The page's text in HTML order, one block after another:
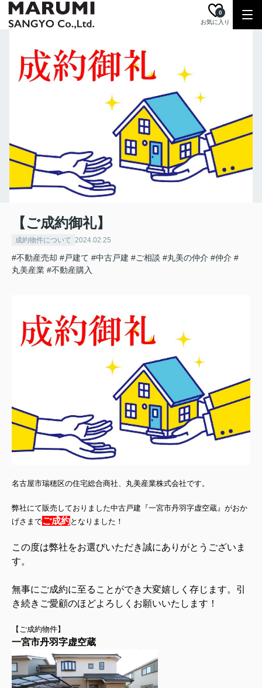
お気に入り
0
【ご成約御礼】
成約物件について 2024.02.25
#不動産売却 #戸建て #中古戸建 #ご相談 #丸美の仲介 #仲介 #
丸美産業 #不動産購入
名古屋市瑞穂区の住宅総合商社、丸美産業株式会社です。
弊社にて販売しておりました中古戸建 『一宮市丹羽字虚空蔵 』がおか
げさまでご成約となりました！
この度は弊社をお選びいただき誠にありがとうございま
す。
無事にご成約に至ることができ大変嬉しく存じます。 引
き続きご愛顧のほどよろしくお願いいたします！
【ご成約物件】
一宮市丹羽字虚空蔵